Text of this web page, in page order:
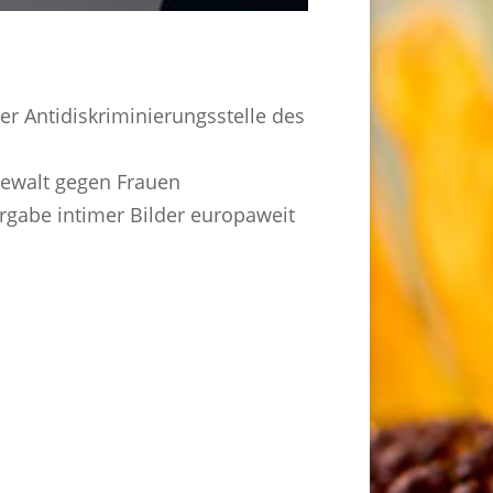
Antidiskriminierungsstelle des
gegen Frauen
intimer Bilder europaweit